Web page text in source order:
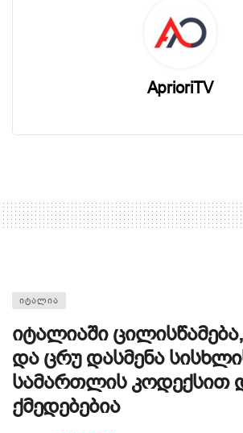
AprioriTV
ᲘᲢᲐᲚᲘᲐ
იტალიაში
და ცრუ დასმენა
სამართლის კოდექსით
ქმედებებია